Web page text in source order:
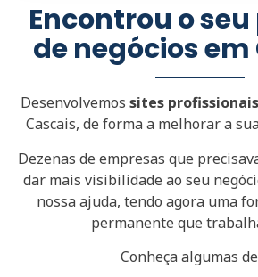
Encontrou o
de negócios
Desenvolvemos sites profissionais
Cascais, de forma a melhorar a
Dezenas de empresas que
dar mais visibilidade ao seu
nossa ajuda, tendo agora uma
permanente que
Conheça algumas